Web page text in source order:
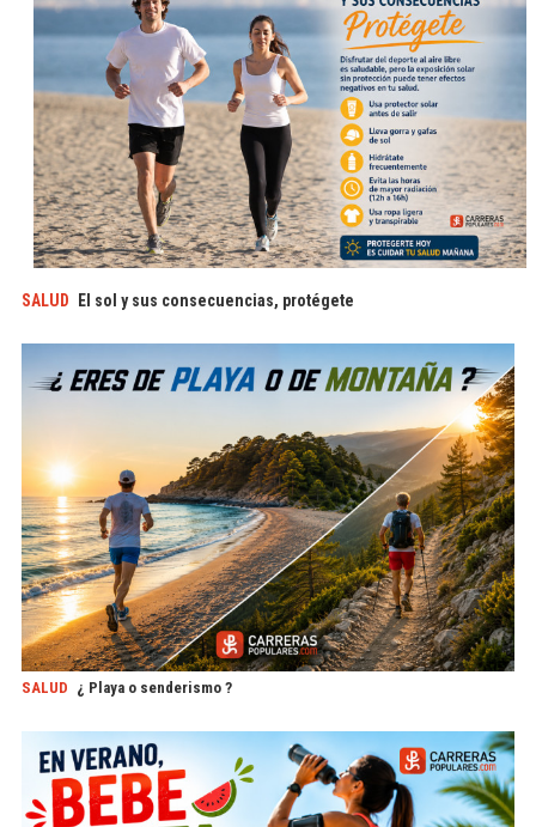
SALUD El sol y sus consecuencias, protégete
SALUD ¿ Playa o senderismo ?